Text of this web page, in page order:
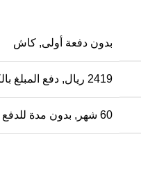
بدون دفعة أولى, كاش
2419 ريال , دفع المبلغ
60 شهر , بدون مدة